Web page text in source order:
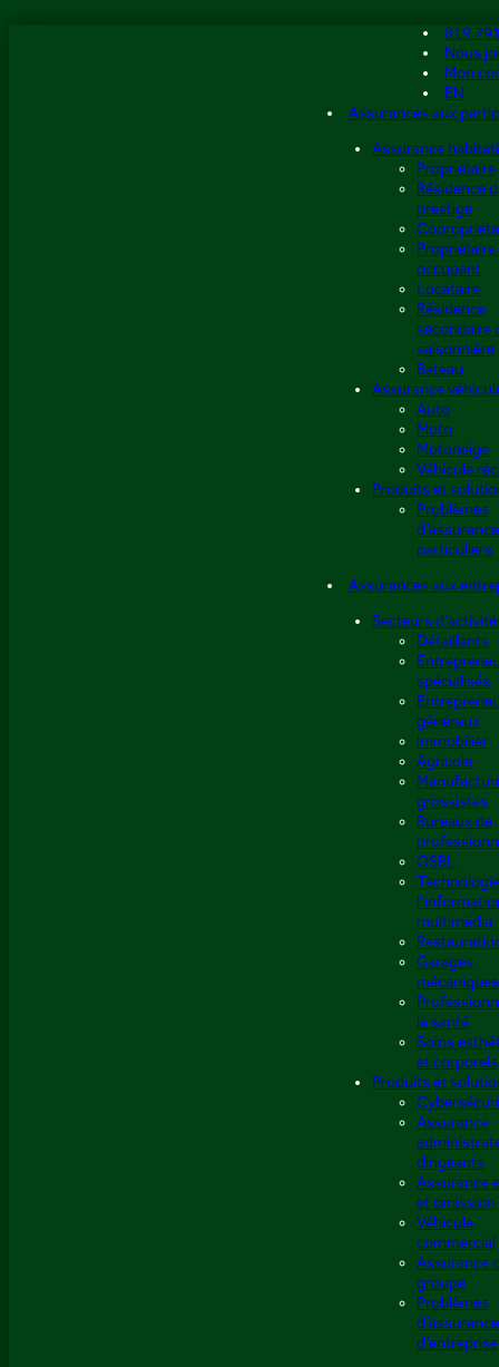
819
Nous
Mon
EN
Assurances aux
Assurance
Propriétaire
Résidence
prestige
occupant
Locataire
Résidence
secondaire
saisonnière
Bateau
Assurance
Auto
Moto
Motoneige
Véhicule
Produits et
Problèmes
particuliers
Assurances aux
Secteurs
Détaillants
spécialisés
généraux
Immobilier
Agricole
grossistes
Bureaux de
OSBL
multimédia
Garages
mécaniques
la santé
Soins
et corporels
Produits et
Assurance
dirigeants
Assurance
et omission
Véhicule
commercial
Assurance
groupe
Problèmes
d’entreprise